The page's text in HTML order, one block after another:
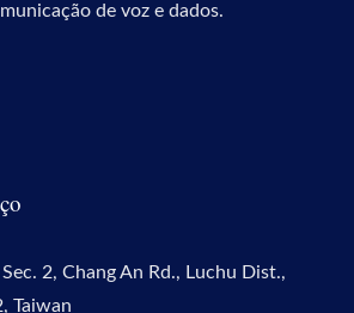
de voz e dados.
2, Chang An Rd., Luchu Dist.,
Taiwan